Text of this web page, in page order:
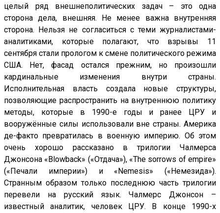
целый ряд внешнеполитических задач – это одна
сторона дела, внешняя. Не менее важна внутренняя
сторона. Нельзя не согласиться с теми журналистами-
аналитиками, которые полагают, что взрывы 11
сентября стали прологом к смене политического режима
США. Нет, фасад остался прежним, но произошли
кардинальные изменения внутри страны.
Исполнительная власть создала новые структуры,
позволяющие распространить на внутреннюю политику
методы, которые в 1990-е годы и ранее ЦРУ и
вооружённые силы использовали вне страны. Америка
де-факто превратилась в военную империю. Об этом
очень хорошо рассказано в трилогии Чалмерса
Джонсона «Blowback» («Отдача»), «The sorrows of empire»
(«Печали империи») и «Nemesis» («Немезида»).
Странным образом только последнюю часть трилогии
перевели на русский язык. Чалмерс Джонсон –
известный аналитик, человек ЦРУ. В конце 1990-х